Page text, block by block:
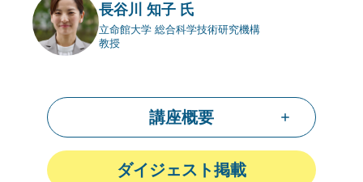
長谷川 知子 氏
立命館大学 総合科学技術研究機構
教授
講座概要
ダイジェスト掲載